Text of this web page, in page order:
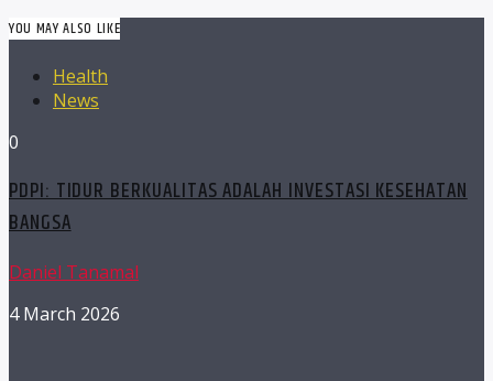
YOU MAY ALSO LIKE
Health
News
0
PDPI: TIDUR BERKUALITAS ADALAH INVESTASI KESEHATAN
BANGSA
Daniel Tanamal
4 March 2026